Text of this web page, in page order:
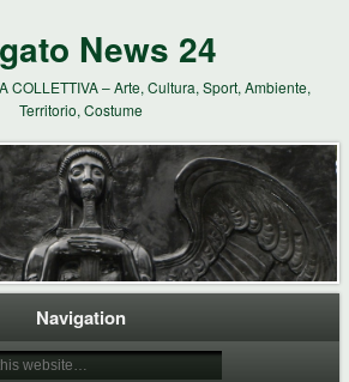
News 24
COLLETTIVA – Arte, Cultura, Sport, Ambiente,
Territorio, Costume
Navigation